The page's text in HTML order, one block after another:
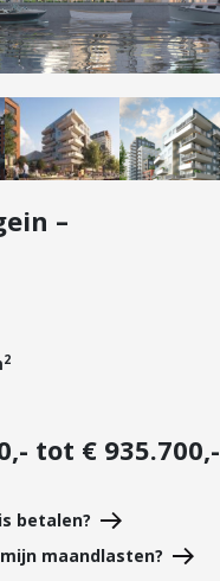
–
2
tot € 935.700,-
betalen?
maandlasten?